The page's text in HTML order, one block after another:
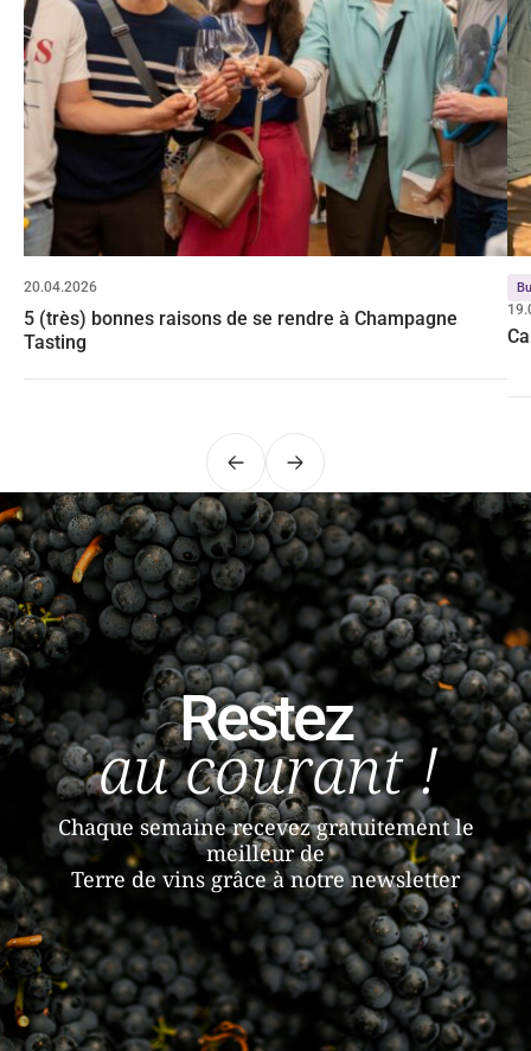
20.04.2026
5 (très) bonnes raisons de se rendre à Champagne
Tasting
PrécédentSuivant
Restez
au courant !
Chaque semaine recevez gratuitement le
meilleur de
Terre de vins grâce à notre newsletter